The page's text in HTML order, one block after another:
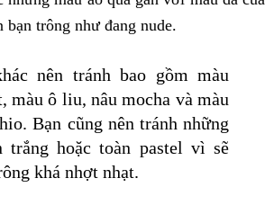
bạn trông như đang nude.
nên tránh bao gồm màu
màu ô liu, nâu mocha và màu
Bạn cũng nên tránh những
trắng hoặc toàn pastel vì sẽ
khá nhợt nhạt.